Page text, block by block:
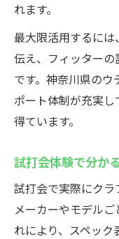
れます。
最大限活用するに
伝え、フィッター
です。神奈川県の
ポート体制が充実
得ています。
試打会体験で分か
試打会で実際にク
メーカーやモデル
れにより、スペッ